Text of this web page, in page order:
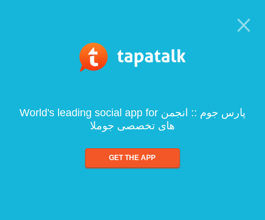
World's leading social app for پارس جوم :: انجمن
های تخصصی جوملا
GET THE APP